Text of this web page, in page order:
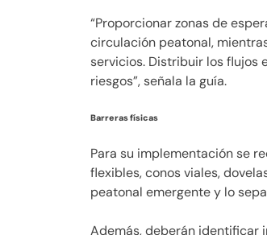
“Proporcionar zonas de
circulación peatonal,
servicios. Distribuir los flujos
riesgos”, señala la guía.
Barreras físicas
Para su implementación se
flexibles, conos viales,
peatonal emergente y lo
Además, deberán identificar